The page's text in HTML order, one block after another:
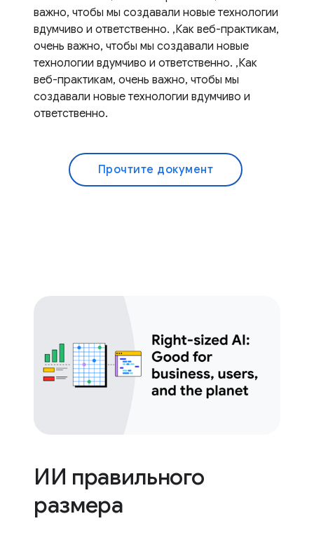
важно, чтобы мы создавали новые технологии
вдумчиво и ответственно. ,Как веб-практикам,
очень важно, чтобы мы создавали новые
технологии вдумчиво и ответственно. ,Как
веб-практикам, очень важно, чтобы мы
создавали новые технологии вдумчиво и
ответственно.
Прочтите документ
ИИ правильного
размера